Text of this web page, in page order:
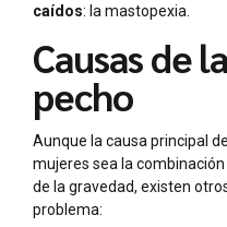
caídos: la mastopexia.
Causas de
pecho
Aunque la causa principal
mujeres sea la
de la gravedad, existen
problema: